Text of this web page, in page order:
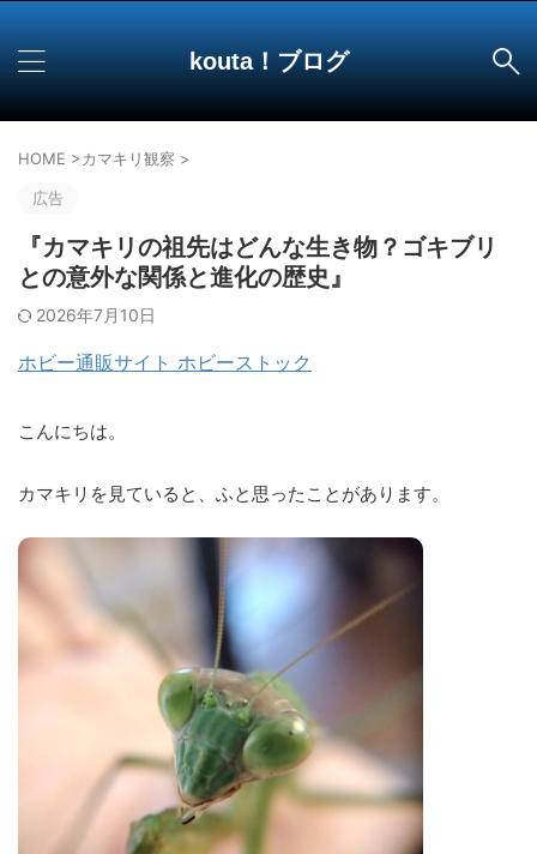
kouta！ブログ
HOME >カマキリ観察 >
広告
『カマキリの祖先はどんな生き物？ゴキブリ
との意外な関係と進化の歴史』
2026年7月10日
ホビー通販サイト ホビーストック
こんにちは。
カマキリを見ていると、ふと思ったことがあります。